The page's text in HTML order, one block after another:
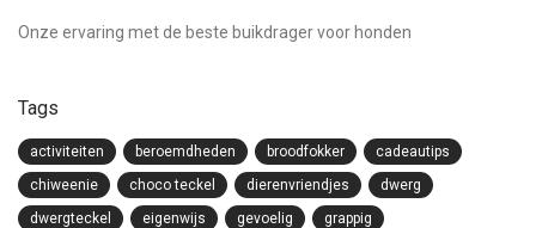
Onze ervaring met de beste buikdrager voor honden
Tags
activiteiten beroemdheden broodfokker
cadeautips
chiweenie
choco teckel dierenvriendjes
dwerg
dwergteckel
eigenwijs gevoelig
grappig